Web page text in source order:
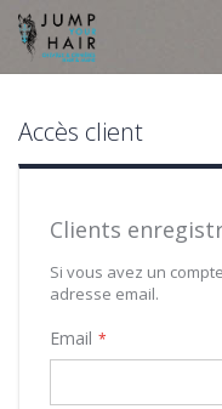
Allez
contenu
Accès client
Clients
Si vous avez un
adresse email.
Email